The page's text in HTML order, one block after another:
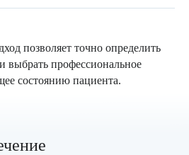
позволяет точно определить
выбрать профессиональное
состоянию пациента.